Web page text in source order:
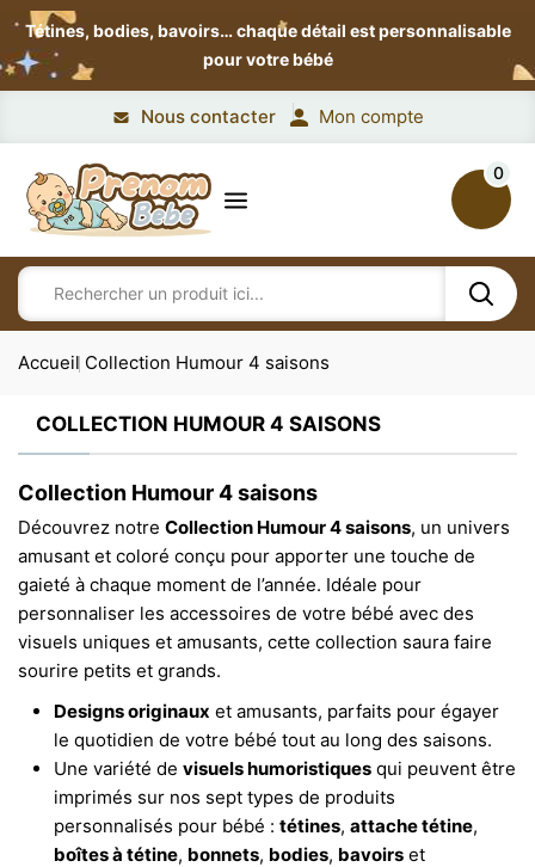
Tétines, bodies, bavoirs…chaque détail est personnalisable
pour votre bébé
Nous contacter Mon compte
0
Accueil Collection Humour 4 saisons
COLLECTION HUMOUR 4 SAISONS
Collection Humour 4 saisons
Découvrez notre Collection Humour 4 saisons, un univers
amusant et coloré conçu pour apporter une touche de
gaieté à chaque moment de l’année. Idéale pour
personnaliser les accessoires de votre bébé avec des
visuels uniques et amusants, cette collection saura faire
sourire petits et grands.
Designs originaux et amusants, parfaits pour égayer
le quotidien de votre bébé tout au long des saisons.
Une variété de visuels humoristiques qui peuvent être
imprimés sur nos sept types de produits
personnalisés pour bébé : tétines, attache tétine,
boîtes à tétine, bonnets, bodies, bavoirs et